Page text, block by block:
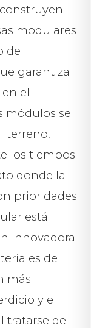
modulares
de
garantiza
el
módulos se
terreno,
los tiempos
donde la
prioridades
está
innovadora
de
más
y el
tratarse de